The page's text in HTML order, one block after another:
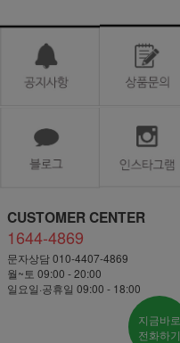
CUSTOMER CENTER
1644-4869
문자상담 010-4407-4869
월~토 09:00 - 20:00
일요일·공휴일 09:00 - 18:00
지금바로
전화하기